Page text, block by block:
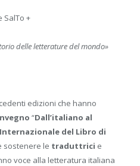
+
delle letterature del mondo»
edizioni che hanno
“Dall’italiano al
del Libro di
sostenere le traduttrici e
voce alla letteratura italiana